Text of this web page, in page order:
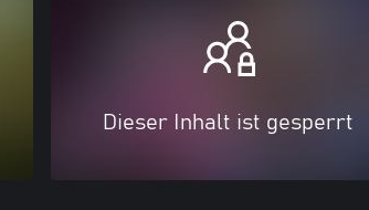
Dieser Inhalt ist gesperrt